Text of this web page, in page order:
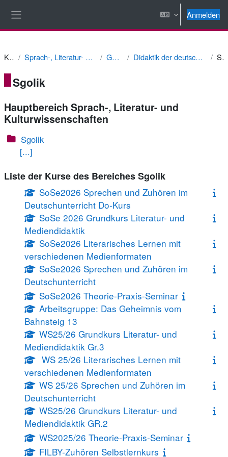
Anmelden
Kurse Sprach-, Literatur- und Kulturwissenschaften Germanistik Didaktik der deutschen Sprache und Literatur
Sgolik
Hauptbereich Sprach-, Literatur- und
Kulturwissenschaften
Sgolik
[...]
Liste der Kurse des Bereiches Sgolik
SoSe2026 Sprechen und Zuhören im
Deutschunterricht Do-Kurs
SoSe 2026 Grundkurs Literatur- und
Mediendidaktik
SoSe2026 Literarisches Lernen mit
verschiedenen Medienformaten
SoSe2026 Sprechen und Zuhören im
Deutschunterricht
SoSe2026 Theorie-Praxis-Seminar
Arbeitsgruppe: Das Geheimnis vom
Bahnsteig 13
WS25/26 Grundkurs Literatur- und
Mediendidaktik Gr.3
WS 25/26 Literarisches Lernen mit
verschiedenen Medienformaten
WS 25/26 Sprechen und Zuhören im
Deutschunterricht
WS25/26 Grundkurs Literatur- und
Mediendidaktik GR.2
WS2025/26 Theorie-Praxis-Seminar
FILBY-Zuhören Selbstlernkurs